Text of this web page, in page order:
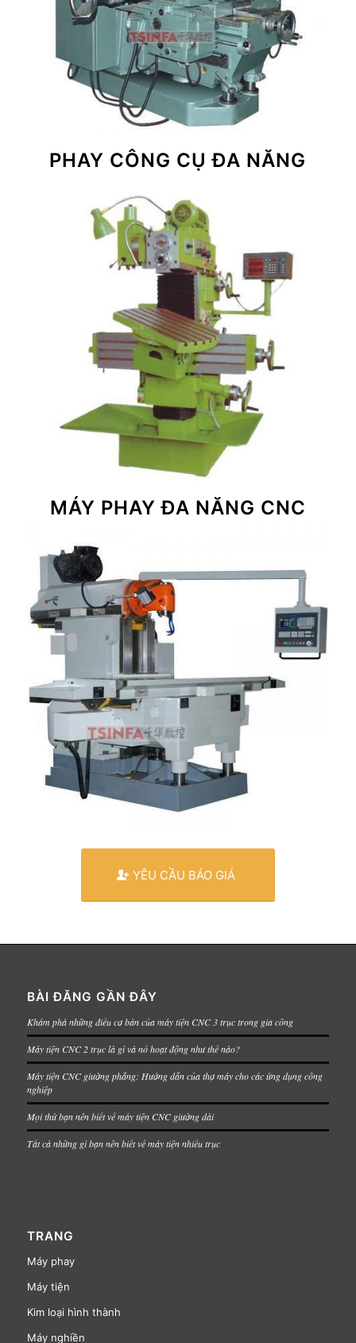
PHAY CÔNG CỤ ĐA NĂNG
MÁY PHAY ĐA NĂNG CNC
YÊU CẦU BÁO GIÁ
BÀI ĐĂNG GẦN ĐÂY
Khám phá những điều cơ bản của máy tiện CNC 3 trục trong gia công
Máy tiện CNC 2 trục là gì và nó hoạt động như thế nào?
Máy tiện CNC giường phẳng: Hướng dẫn của thợ máy cho các ứng dụng công
nghiệp
Mọi thứ bạn nên biết về máy tiện CNC giường dài
Tất cả những gì bạn nên biết về máy tiện nhiều trục
TRANG
Máy phay
Máy tiện
Kim loại hình thành
Máy nghiền